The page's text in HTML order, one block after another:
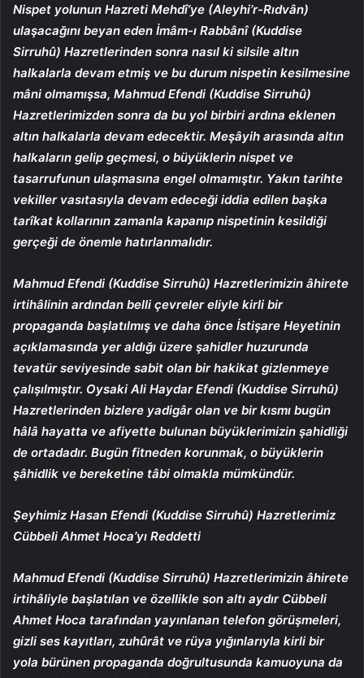
Nispet yolunun Hazreti Mehdî’ye (Aleyhi’r-Rıdvân)
ulaşacağını beyan eden İmâm-ı Rabbânî (Kuddise
Sirruhû) Hazretlerinden sonra nasıl ki silsile altın
halkalarla devam etmiş ve bu durum nispetin kesilmesine
mâni olmamışsa, Mahmud Efendi (Kuddise Sirruhû)
Hazretlerimizden sonra da bu yol birbiri ardına eklenen
altın halkalarla devam edecektir. Meşâyih arasında altın
halkaların gelip geçmesi, o büyüklerin nispet ve
tasarrufunun ulaşmasına engel olmamıştır. Yakın tarihte
vekiller vasıtasıyla devam edeceği iddia edilen başka
tarîkat kollarının zamanla kapanıp nispetinin kesildiği
gerçeği de önemle hatırlanmalıdır.
Mahmud Efendi (Kuddise Sirruhû) Hazretlerimizin âhirete
irtihâlinin ardından belli çevreler eliyle kirli bir
propaganda başlatılmış ve daha önce İstişare Heyetinin
açıklamasında yer aldığı üzere şahidler huzurunda
tevatür seviyesinde sabit olan bir hakikat gizlenmeye
çalışılmıştır. Oysaki Ali Haydar Efendi (Kuddise Sirruhû)
Hazretlerinden bizlere yadigâr olan ve bir kısmı bugün
hâlâ hayatta ve afiyette bulunan büyüklerimizin şahidliği
de ortadadır. Bugün fitneden korunmak, o büyüklerin
şâhidlik ve bereketine tâbi olmakla mümkündür.
Şeyhimiz Hasan Efendi (Kuddise Sirruhû) Hazretlerimiz
Cübbeli Ahmet Hoca’yı Reddetti
Mahmud Efendi (Kuddise Sirruhû) Hazretlerimizin âhirete
irtihâliyle başlatılan ve özellikle son altı aydır Cübbeli
Ahmet Hoca tarafından yayınlanan telefon görüşmeleri,
gizli ses kayıtları, zuhûrât ve rüya yığınlarıyla kirli bir
yola bürünen propaganda doğrultusunda kamuoyuna da